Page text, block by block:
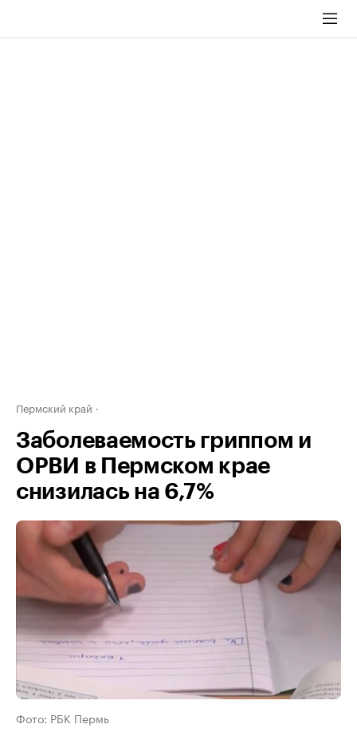
Пермский край
Заболеваемость гриппом и
ОРВИ в Пермском крае
снизилась на 6,7%
Фото: РБК Пермь